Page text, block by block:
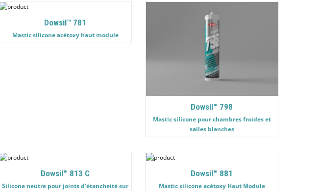
Dowsil™ 781
Mastic silicone acétoxy haut module
Dowsil™ 798
Mastic silicone pour chambres froides et
salles blanches
Dowsil™ 813 C
Silicone neutre pour joints d'étancheité sur
Dowsil™ 881
Mastic silicone acétoxy Haut Module